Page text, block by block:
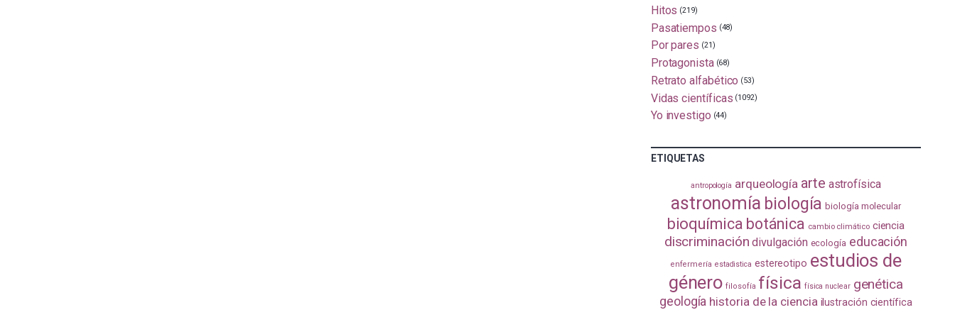
Hitos (219)
Pasatiempos (48)
Por pares (21)
Protagonista (68)
Retrato alfabético (53)
Vidas científicas (1092)
Yo investigo (44)
ETIQUETAS
antropología arqueología arte astrofísica
astronomía biología biología molecular
bioquímica botánica cambio climático ciencia
discriminación divulgación ecología educación
enfermería estadistica estereotipo estudios de
género filosofía física física nuclear genética
geología historia de la ciencia ilustración científica